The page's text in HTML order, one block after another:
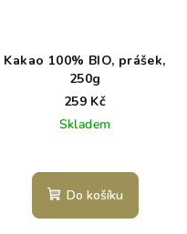
Kakao 100% BIO, prášek,
250g
259 Kč
Skladem
Do košíku